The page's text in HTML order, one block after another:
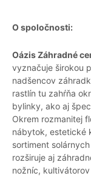
O spoločnosti:
Oázis Záhradné
vyznačuje širokou
nadšencov
rastlín tu zahŕňa
bylinky, ako aj
Okrem rozmanitej
nábytok, estetické
sortiment
rozširuje aj
nožníc,